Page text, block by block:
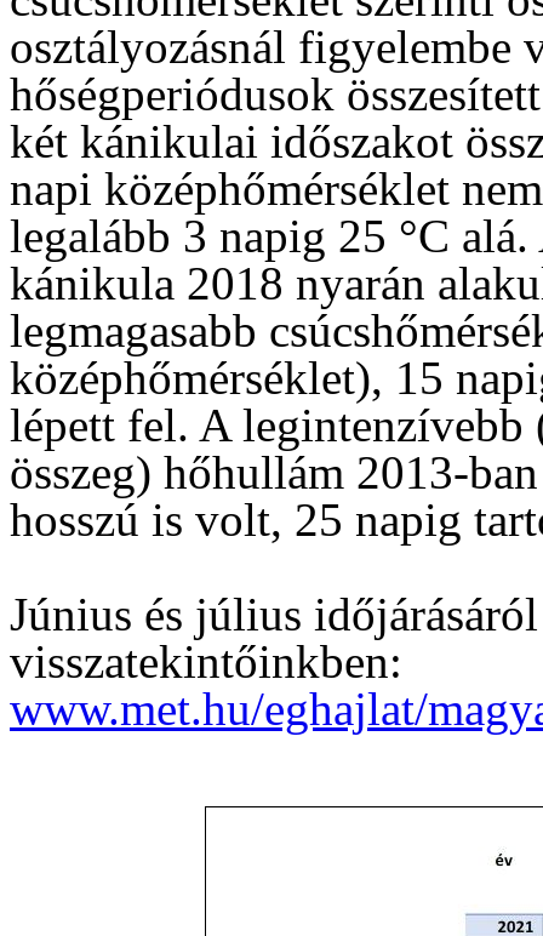
osztályozásnál figyelembe
hőségperiódusok
két kánikulai időszakot
napi középhőmérséklet
legalább 3 napig 25 °C
kánikula 2018 nyarán
legmagasabb
középhőmérséklet), 15
lépett fel. A legintenzívebb
összeg) hőhullám 2013-
hosszú is volt, 25 napig
Június és július
visszatekintőinkben:
www.met.hu/eghajlat/